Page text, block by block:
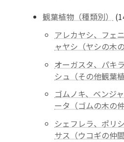
の
品
観葉植物（種類別）
アレカヤシ、フェ
ャヤシ（ヤシの木の
オーガスタ、パキ
シュ（その他観葉植
ゴムノキ、ベンジ
ータ（ゴムの木の仲
シェフレラ、ポリ
サス（ウコギの仲間